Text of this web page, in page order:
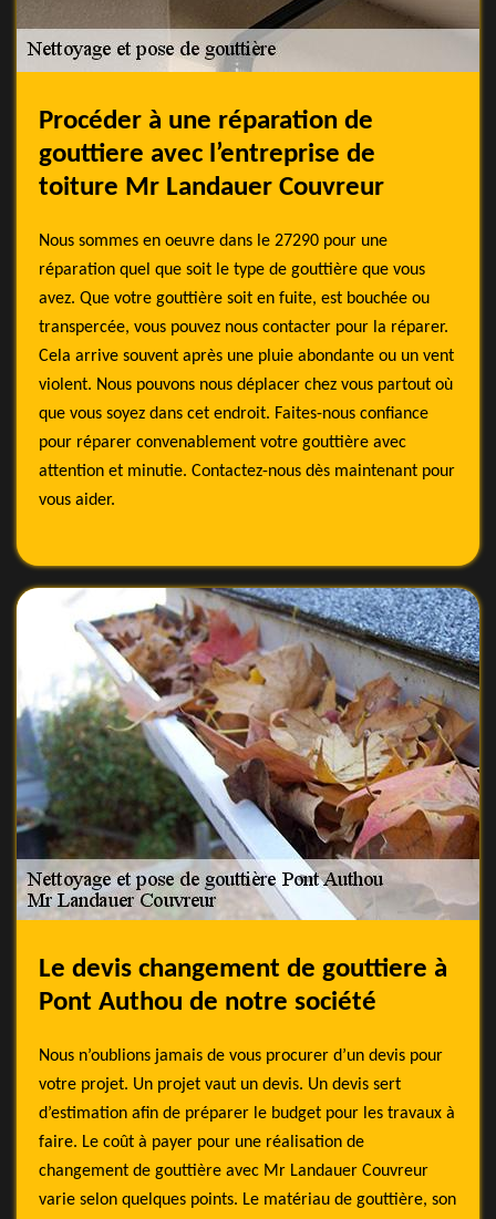
Procéder à une réparation de
gouttiere avec l’entreprise de
toiture Mr Landauer Couvreur
Nous sommes en oeuvre dans le 27290 pour une
réparation quel que soit le type de gouttière que vous
avez. Que votre gouttière soit en fuite, est bouchée ou
transpercée, vous pouvez nous contacter pour la réparer.
Cela arrive souvent après une pluie abondante ou un vent
violent. Nous pouvons nous déplacer chez vous partout où
que vous soyez dans cet endroit. Faites-nous confiance
pour réparer convenablement votre gouttière avec
attention et minutie. Contactez-nous dès maintenant pour
vous aider.
Le devis changement de gouttiere à
Pont Authou de notre société
Nous n’oublions jamais de vous procurer d’un devis pour
votre projet. Un projet vaut un devis. Un devis sert
d’estimation afin de préparer le budget pour les travaux à
faire. Le coût à payer pour une réalisation de
changement de gouttière avec Mr Landauer Couvreur
varie selon quelques points. Le matériau de gouttière, son